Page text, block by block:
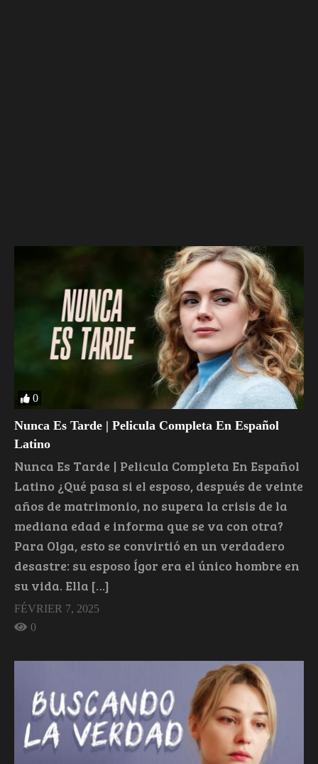
0
Nunca Es Tarde | Pelicula Completa En Español
Latino
Nunca Es Tarde | Pelicula Completa En Español
Latino ¿Qué pasa si el esposo, después de veinte
años de matrimonio, no supera la crisis de la
mediana edad e informa que se va con otra?
Para Olga, esto se convirtió en un verdadero
desastre: su esposo Ígor era el único hombre en
su vida. Ella […]
FÉVRIER 7, 2025
0